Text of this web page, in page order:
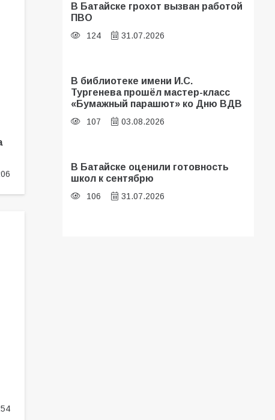
В Батайске грохот вызван работой
ПВО
124 31.07.2026
В библиотеке имени И.С.
Тургенева прошёл мастер-класс
«Бумажный парашют» ко Дню ВДВ
107 03.08.2026
В Батайске оценили готовность
школ к сентябрю
106 31.07.2026